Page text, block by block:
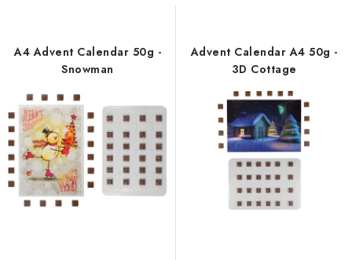
p
d
u
c
t
t
r
t
i
n
g
A4 Advent Calendar 50g -
Snowman
Advent Calendar A4 50g -
3D Cottage